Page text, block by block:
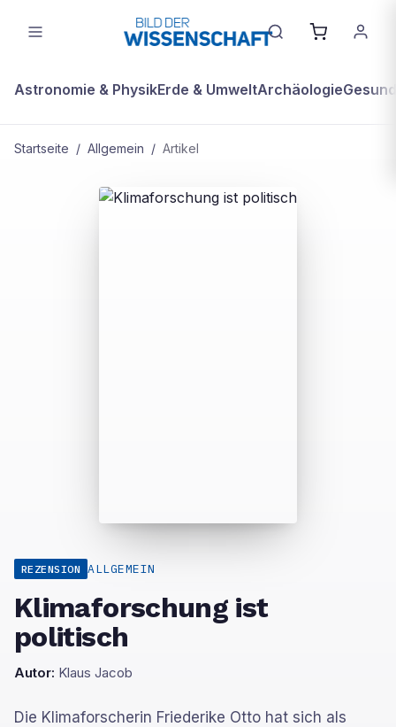
Astronomie & PhysikErde & UmweltArchäologie
Startseite / Allgemein / Artikel
REZENSION ALLGEMEIN
Klimaforschung ist
politisch
Autor: Klaus Jacob
Die Klimaforscherin Friederike Otto hat sich als